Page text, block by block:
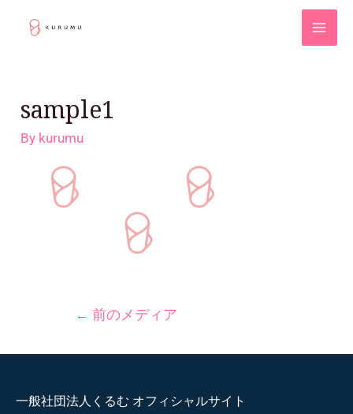
sample1
By kurumu
← 前のメディア
一般社団法人くるむ オフィシャルサイト